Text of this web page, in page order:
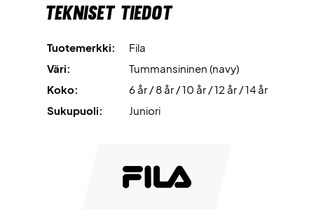
Tekniset tiedot
Tuotemerkki:
Fila
Väri:
Tummansininen (navy)
Koko:
6 år / 8 år / 10 år / 12 år / 14 år
Sukupuoli:
Juniori